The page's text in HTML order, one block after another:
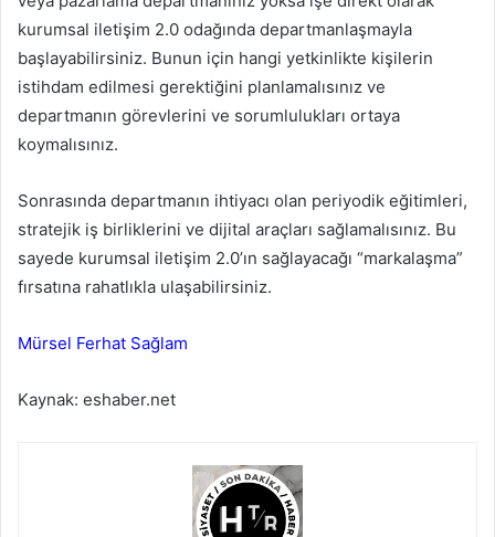
kurumsal iletişim 2.0 odağında departmanlaşmayla
başlayabilirsiniz. Bunun için hangi yetkinlikte kişilerin
istihdam edilmesi gerektiğini planlamalısınız ve
departmanın görevlerini ve sorumlulukları ortaya
koymalısınız.
Sonrasında departmanın ihtiyacı olan periyodik eğitimleri,
stratejik iş birliklerini ve dijital araçları sağlamalısınız. Bu
sayede kurumsal iletişim 2.0’ın sağlayacağı “markalaşma”
fırsatına rahatlıkla ulaşabilirsiniz.
Mürsel Ferhat Sağlam
Kaynak: eshaber.net